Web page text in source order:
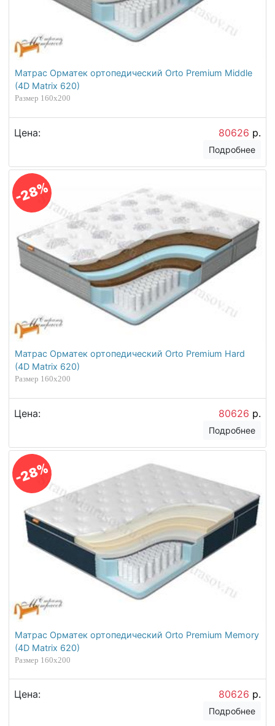
Матрас Орматек ортопедический Orto Premium Middle
(4D Matrix 620)
Размер 160х200
Цена: 80626 р.
Подробнее
-28%
Матрас Орматек ортопедический Orto Premium Hard
(4D Matrix 620)
Размер 160х200
Цена: 80626 р.
Подробнее
-28%
Матрас Орматек ортопедический Orto Premium Memory
(4D Matrix 620)
Размер 160х200
Цена: 80626 р.
Подробнее